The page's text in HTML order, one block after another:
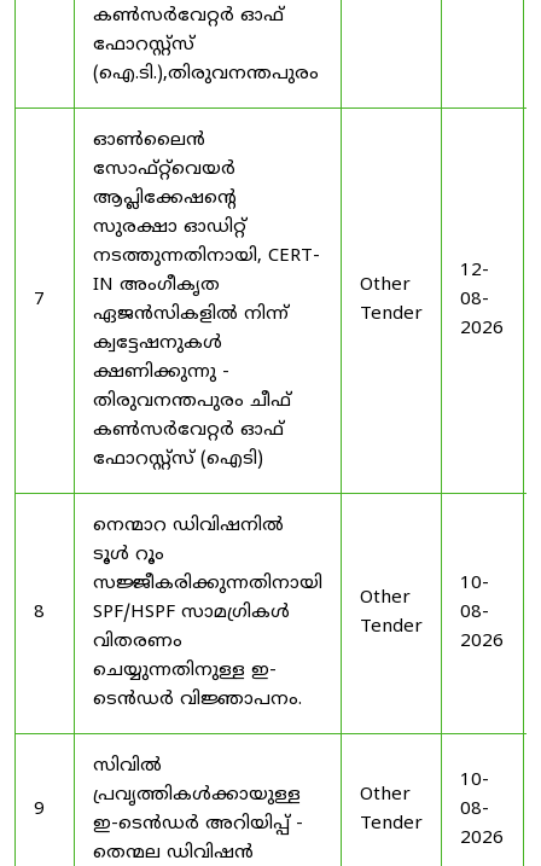
കൺസർവേറ്റർ ഓഫ്
ഫോറസ്റ്റ്സ്
(ഐ.ടി.),തിരുവനന്തപുരം
7
ഓൺലൈൻ
സോഫ്റ്റ്‌വെയർ
ആപ്ലിക്കേഷന്റെ
സുരക്ഷാ ഓഡിറ്റ്
നടത്തുന്നതിനായി, CERT-
IN അംഗീകൃത
ഏജൻസികളിൽ നിന്ന്
ക്വട്ടേഷനുകൾ
ക്ഷണിക്കുന്നു -
തിരുവനന്തപുരം ചീഫ്
കൺസർവേറ്റർ ഓഫ്
ഫോറസ്റ്റ്സ് (ഐടി)
Other
Tender
12-
08-
2026
8
നെന്മാറ ഡിവിഷനിൽ
ടൂൾ റൂം
സജ്ജീകരിക്കുന്നതിനായി
SPF/HSPF സാമഗ്രികൾ
വിതരണം
ചെയ്യുന്നതിനുള്ള ഇ-
ടെൻഡർ വിജ്ഞാപനം.
Other
Tender
10-
08-
2026
9
സിവിൽ
പ്രവൃത്തികൾക്കായുള്ള
ഇ-ടെൻഡർ അറിയിപ്പ് -
തെന്മല ഡിവിഷൻ
Other
Tender
10-
08-
2026